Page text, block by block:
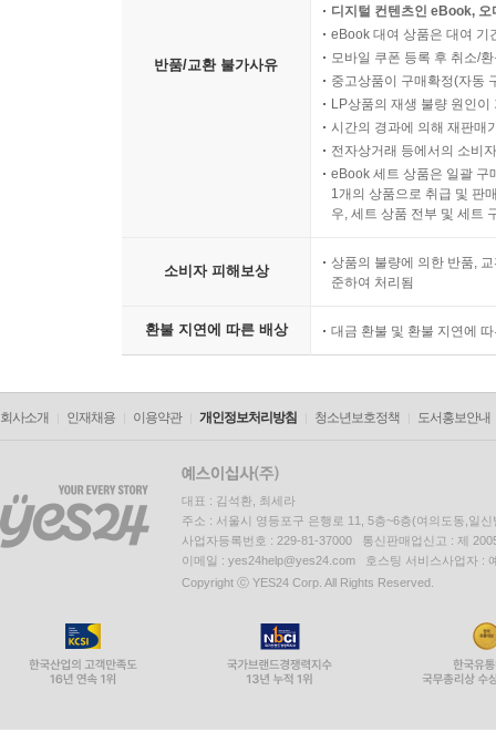
반품/교환 불가사유
디지털 컨텐츠인 eBook,
eBook 대여 상품은 대여 기
모바일 쿠폰 등록 후 취소/
중고상품이 구매확정(자동
LP상품의 재생 불량 원인
시간의 경과에 의해 재판매
전자상거래 등에서의 소비
eBook 세트 상품은 일괄 구
1개의 상품으로 취급 및 판
우, 세트 상품 전부 및 세트
소비자 피해보상
상품의 불량에 의한 반품,
준하여 처리됨
환불 지연에 따른 배상 대금 환불 및 환불 지연에
회사소개 인재채용 이용약관 개인정보처리방침 청소년보호정책 도서홍보안내
대표 : 김석환, 최세라
주소 : 서울시 영등포구 은행로 11, 5층~6층(여의도동,일신
사업자등록번호 : 229-81-37000 통신판매업신고 : 제
이메일 : yes24help@yes24.com 호스팅 서비스사업자 :
Copyright ⓒ YES24 Corp. All Rights Reserved.